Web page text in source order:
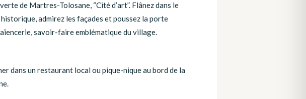
de Martres-Tolosane, “Cité d’art”. Flânez dans le
admirez les façades et poussez la porte
savoir-faire emblématique du village.
dans un restaurant local ou pique-nique au bord de la